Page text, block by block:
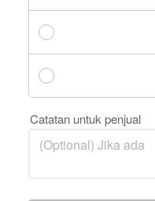
Catatan untuk penjual